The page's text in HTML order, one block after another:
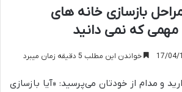
بازسازی خانه های
که نمی دانید
خواندن این مطلب 5 دقیقه زمان میبرد
و مدام از خودتان می‌پرسید: «آیا بازسازی